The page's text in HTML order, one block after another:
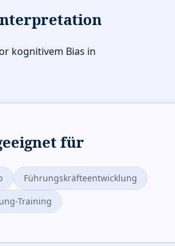
kognitivem Bias in
für
Führungskräfteentwicklung
Training